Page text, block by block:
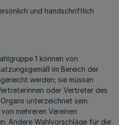
und handschriftlich
1 können von
im Bereich der
werden; sie müssen
oder Vertreter des
unterzeichnet sein.
mehreren Vereinen
Andere Wahlvorschläge für die